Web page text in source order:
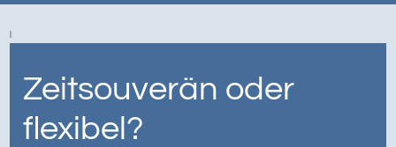
Zeitsouverän oder
flexibel?